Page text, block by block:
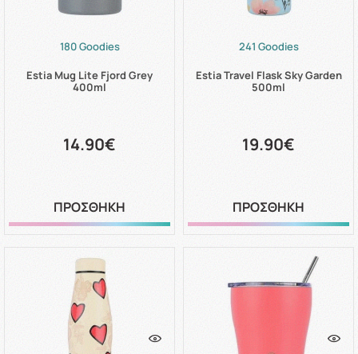
180 Goodies
Estia Mug Lite Fjord Grey
400ml
14.90€
ΠΡΟΣΘΗΚΗ
241 Goodies
Estia Travel Flask Sky Garden
500ml
19.90€
ΠΡΟΣΘΗΚΗ